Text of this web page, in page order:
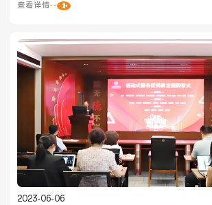
通知公告
医联体介绍
成员单位
招聘职位
查看详情
2023-06-06